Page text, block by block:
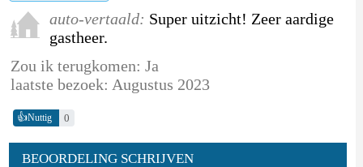
auto-vertaald: Super uitzicht! Zeer aardige
gastheer.
Zou ik terugkomen: Ja
laatste bezoek: Augustus 2023
👍Nuttig 0
BEOORDELING SCHRIJVEN